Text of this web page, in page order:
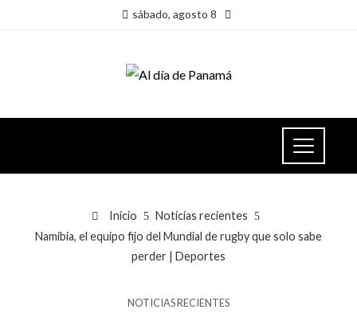
sábado, agosto 8
Inicio
Noticias recientes
Namibia, el equipo fijo del Mundial de rugby que solo sabe
perder | Deportes
NOTICIAS RECIENTES